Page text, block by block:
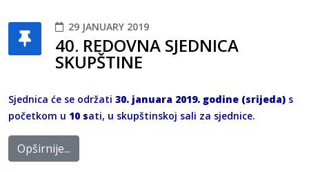
29 JANUARY 2019
40. REDOVNA SJEDNICA
SKUPŠTINE
Sjednica će se održati 30. januara 2019. godine (srijeda) s
početkom u 10 sati, u skupštinskoj sali za sjednice.
Opširnije...